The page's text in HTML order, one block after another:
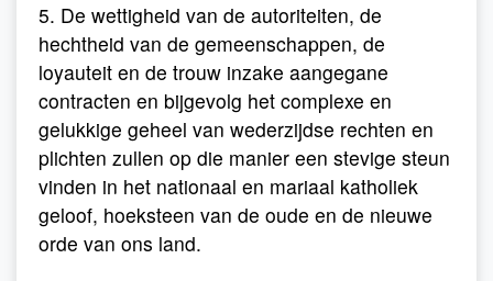
5. De wettigheid van de autoriteiten, de
hechtheid van de gemeenschappen, de
loyauteit en de trouw inzake aangegane
contracten en bijgevolg het complexe en
gelukkige geheel van wederzijdse rechten en
plichten zullen op die manier een stevige steun
vinden in het nationaal en mariaal katholiek
geloof, hoeksteen van de oude en de nieuwe
orde van ons land.